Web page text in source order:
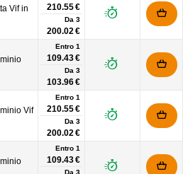
Vif in
210.55 €
Da 3
200.02 €
Entro 1
109.43 €
Da 3
103.96 €
Vif
Entro 1
210.55 €
Da 3
200.02 €
Entro 1
109.43 €
Da 3